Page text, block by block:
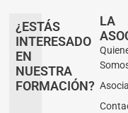
¿ESTÁS
INTERESADO
EN
NUESTRA
FORMACIÓN?
LA